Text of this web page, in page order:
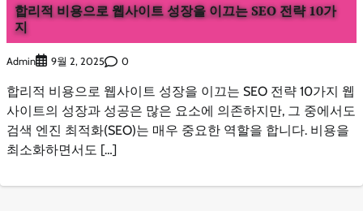
합리적 비용으로 웹사이트 성장을 이끄는 SEO 전략 10가
지
Admin 9월 2, 2025 0
합리적 비용으로 웹사이트 성장을 이끄는 SEO 전략 10가지 웹
사이트의 성장과 성공은 많은 요소에 의존하지만, 그 중에서도
검색 엔진 최적화(SEO)는 매우 중요한 역할을 합니다. 비용을
최소화하면서도 […]